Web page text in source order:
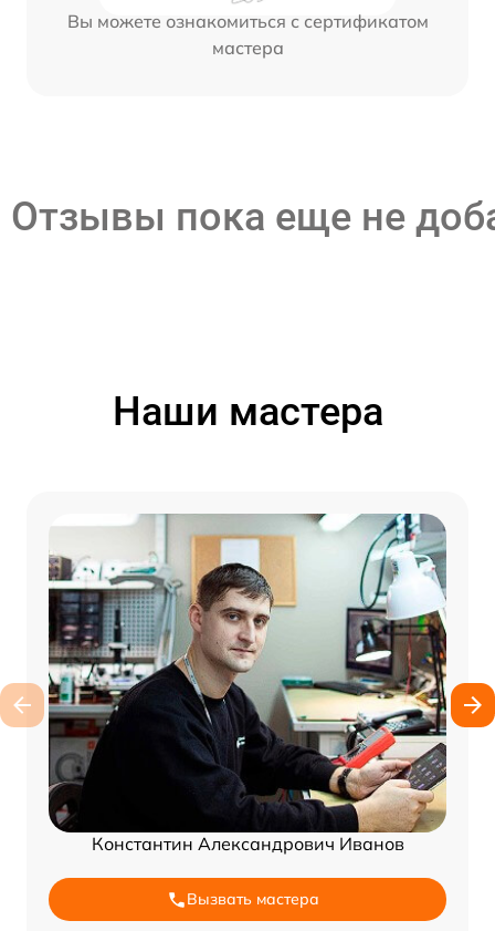
Вы можете ознакомиться с сертификатом
мастера
Отзывы пока еще не
Наши мастера
Константин Александрович Иванов
Вызвать мастера